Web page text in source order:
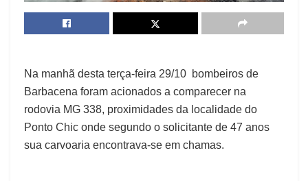
Na manhã desta terça-feira 29/10 bombeiros de
Barbacena foram acionados a comparecer na
rodovia MG 338, proximidades da localidade do
Ponto Chic onde segundo o solicitante de 47 anos
sua carvoaria encontrava-se em chamas.